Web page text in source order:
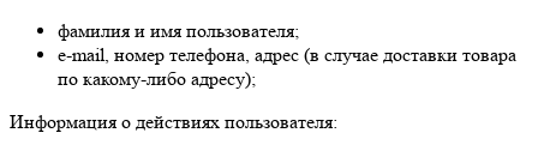
фамилия и имя пользователя;
e-mail, номер телефона, адрес (в случае доставки товара
по какому-либо адресу);
Информация о действиях пользователя: